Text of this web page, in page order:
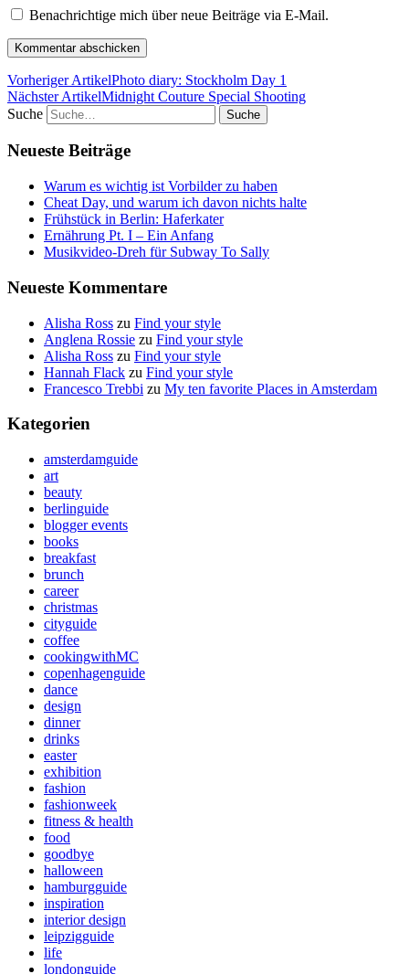
Benachrichtige mich über neue Beiträge via E-Mail.
Vorheriger ArtikelPhoto diary: Stockholm Day 1
Nächster ArtikelMidnight Couture Special Shooting
Suche
Neueste Beiträge
Warum es wichtig ist Vorbilder zu haben
Cheat Day, und warum ich davon nichts halte
Frühstück in Berlin: Haferkater
Ernährung Pt. I – Ein Anfang
Musikvideo-Dreh für Subway To Sally
Neueste Kommentare
Alisha Ross zu Find your style
Anglena Rossie zu Find your style
Alisha Ross zu Find your style
Hannah Flack zu Find your style
Francesco Trebbi zu My ten favorite Places in Amsterdam
Kategorien
amsterdamguide
art
beauty
berlinguide
blogger events
books
breakfast
brunch
career
christmas
cityguide
coffee
cookingwithMC
copenhagenguide
dance
design
dinner
drinks
easter
exhibition
fashion
fashionweek
fitness & health
food
goodbye
halloween
hamburgguide
inspiration
interior design
leipzigguide
life
londonguide